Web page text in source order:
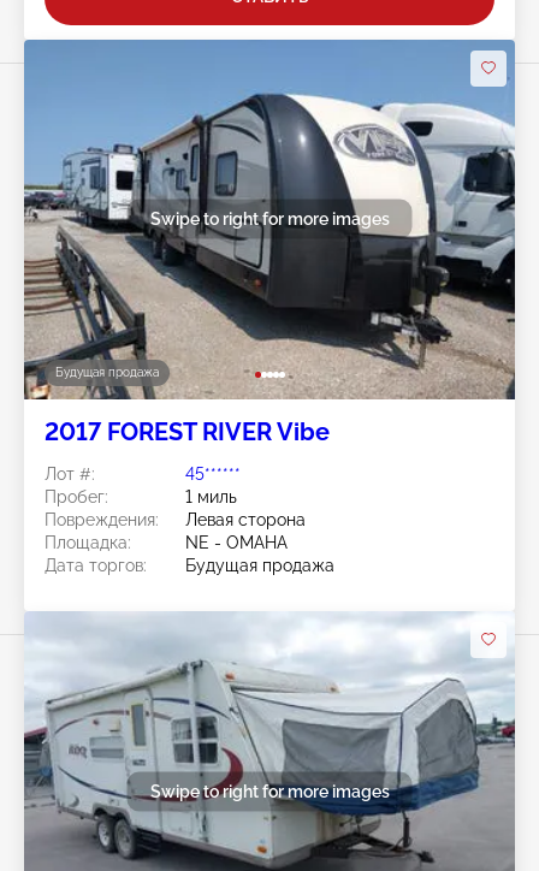
Будущая продажа
Swipe to right for more images
2017 FOREST RIVER Vibe
Лот #:
45******
Пробег:
1 миль
Повреждения:
Левая сторона
Площадка:
NE - OMAHA
Дата торгов:
Будущая продажа
Swipe to right for more images